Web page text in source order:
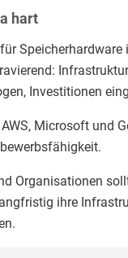
hart
Investitionen
Microsoft und
Organisationen
ihre